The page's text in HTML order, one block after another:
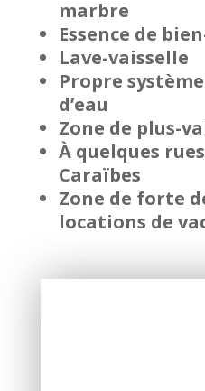
marbre
Essence de
Lave-vaisselle
Propre
d’eau
Zone de plus-
À quelques
Caraïbes
Zone de forte
locations de